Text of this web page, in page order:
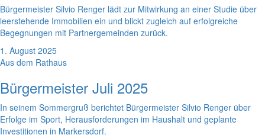
Bürgermeister Silvio Renger lädt zur Mitwirkung an einer Studie über
leerstehende Immobilien ein und blickt zugleich auf erfolgreiche
Begegnungen mit Partnergemeinden zurück.
1. August 2025
Aus dem Rathaus
Bürgermeister Juli 2025
In seinem Sommergruß berichtet Bürgermeister Silvio Renger über
Erfolge im Sport, Herausforderungen im Haushalt und geplante
Investitionen in Markersdorf.